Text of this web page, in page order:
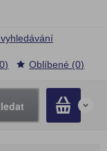
0
Oblíbené (0)